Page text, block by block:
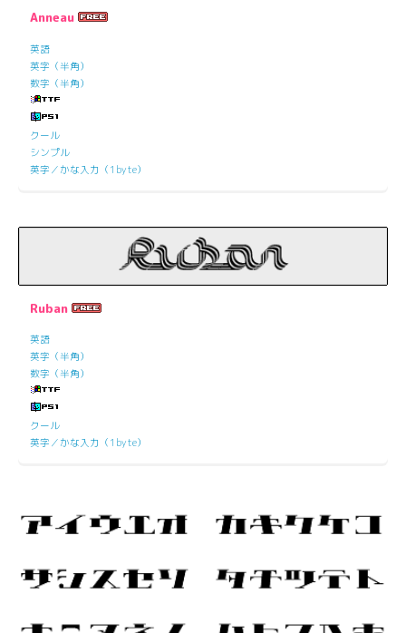
Anneau
英語
英字（半角）
数字（半角）
クール
シンプル
英字／かな入力（1byte）
Ruban
英語
英字（半角）
数字（半角）
クール
英字／かな入力（1byte）